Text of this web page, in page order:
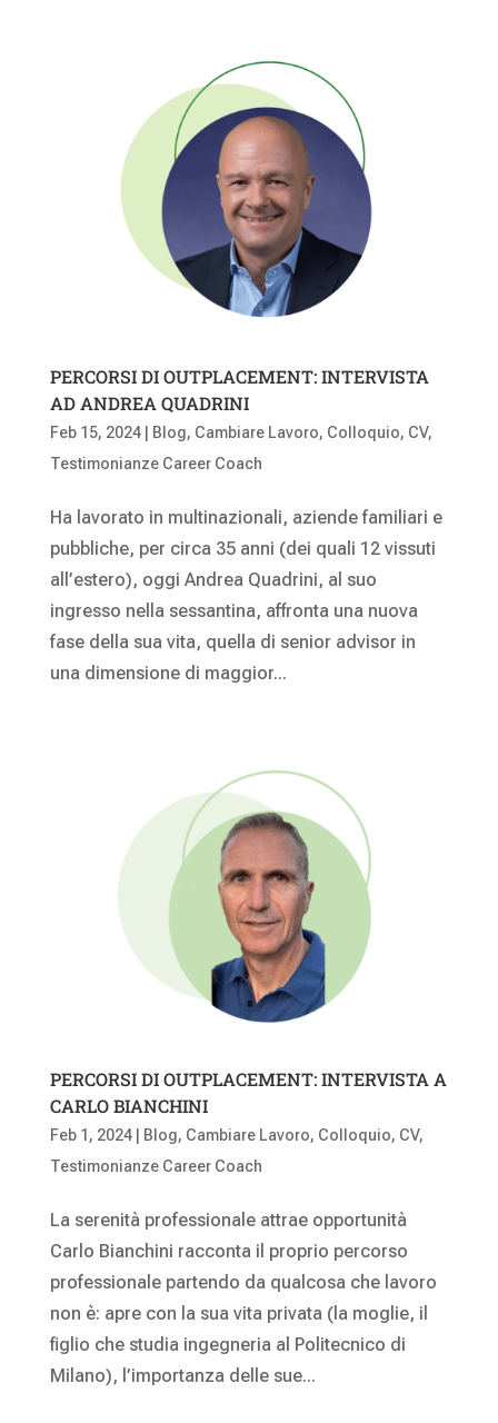
PERCORSI DI OUTPLACEMENT: INTERVISTA
AD ANDREA QUADRINI
Feb 15, 2024| Blog, Cambiare Lavoro, Colloquio, CV,
Testimonianze Career Coach
Ha lavorato in multinazionali, aziende familiari e
pubbliche, per circa 35 anni (dei quali 12 vissuti
all’estero), oggi Andrea Quadrini, al suo
ingresso nella sessantina, affronta una nuova
fase della sua vita, quella di senior advisor in
una dimensione di maggior...
PERCORSI DI OUTPLACEMENT: INTERVISTA A
CARLO BIANCHINI
Feb 1, 2024| Blog, Cambiare Lavoro, Colloquio, CV,
Testimonianze Career Coach
La serenità professionale attrae opportunità
Carlo Bianchini racconta il proprio percorso
professionale partendo da qualcosa che lavoro
non è: apre con la sua vita privata (la moglie, il
figlio che studia ingegneria al Politecnico di
Milano), l’importanza delle sue...